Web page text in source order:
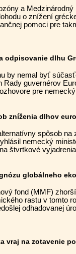
a
o znížení
pomoci pre
odpisovanie dlhu
by nemal byť
Rady guvernérov
pre
zníženia dlhov
spôsob na
nemecký
štvrtkové
globálneho
fond (MMF)
rastu v tomto
odhadovanej
vraj na zotavenie